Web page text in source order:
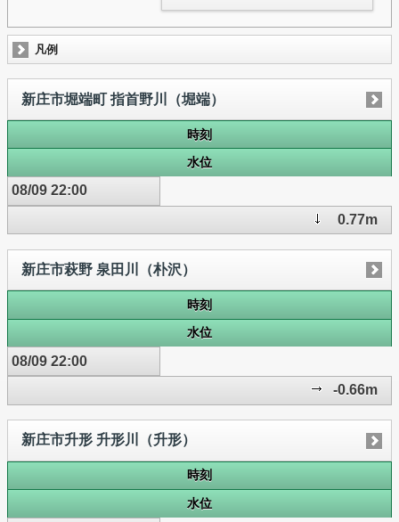
凡例
新庄市堀端町 指首野川（堀端）
時刻
水位
08/09 22:00
0.77m
新庄市萩野 泉田川（朴沢）
時刻
水位
08/09 22:00
-0.66m
新庄市升形 升形川（升形）
時刻
水位